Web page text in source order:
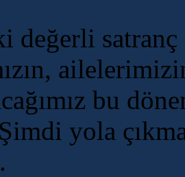
değerli satranç
bu
yola